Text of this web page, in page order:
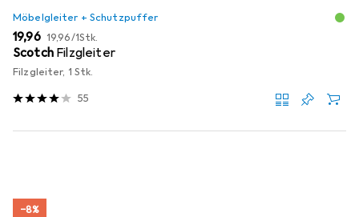
Möbelgleiter + Schutzpuffer
EUR
19,96 EUR
19,96/1Stk.
Scotch Filzgleiter
Filzgleiter, 1 Stk.
55
−8%